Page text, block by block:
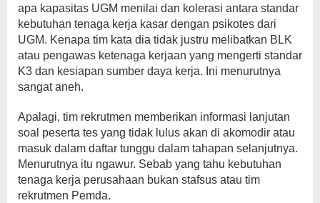
apa kapasitas UGM menilai dan kolerasi antara standar
kebutuhan tenaga kerja kasar dengan psikotes dari
UGM. Kenapa tim kata dia tidak justru melibatkan BLK
atau pengawas ketenaga kerjaan yang mengerti standar
K3 dan kesiapan sumber daya kerja. Ini menurutnya
sangat aneh.
Apalagi, tim rekrutmen memberikan informasi lanjutan
soal peserta tes yang tidak lulus akan di akomodir atau
masuk dalam daftar tunggu dalam tahapan selanjutnya.
Menurutnya itu ngawur. Sebab yang tahu kebutuhan
tenaga kerja perusahaan bukan stafsus atau tim
rekrutmen Pemda.